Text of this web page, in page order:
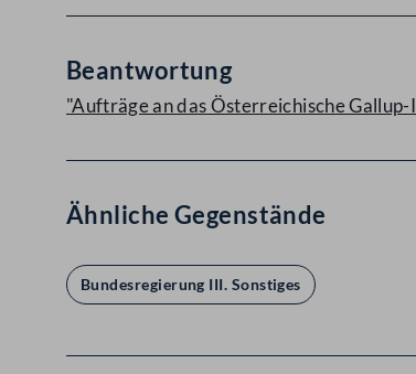
Beantwortung
"Aufträge an das Österreichische
Ähnliche Gegenstände
Bundesregierung III. Sonstiges